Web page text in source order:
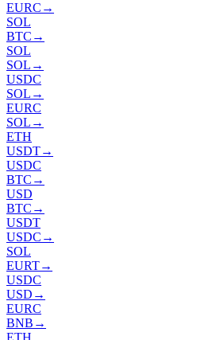
EURC →
SOL
BTC →
SOL
SOL →
USDC
SOL →
EURC
SOL →
ETH
USDT→
USDC
BTC →
USD
BTC →
USDT
USDC →
SOL
EURT→
USDC
USD →
EURC
BNB →